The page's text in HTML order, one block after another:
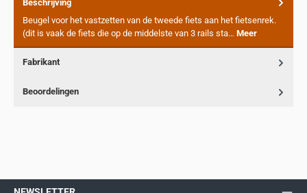
Beschrijving
Beugel voor het vastzetten van de tweede fiets aan het fietsenrek.
(dit is vaak de fiets die op de middelste van 3 rails sta… Meer
Fabrikant
Beoordelingen